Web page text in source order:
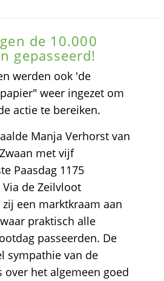
de 10.000
gepasseerd!
werden ook 'de
weer ingezet om
actie te bereiken.
Manja Verhorst van
met vijf
Paasdag 1175
de Zeilvloot
een marktkraam aan
praktisch alle
passeerden. De
sympathie van de
over het algemeen goed